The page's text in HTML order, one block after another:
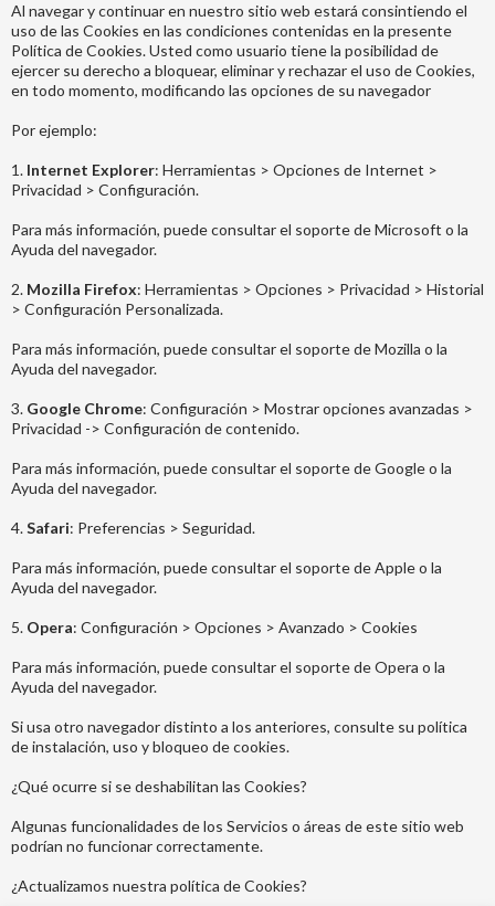
Al navegar y continuar en nuestro sitio web estará consintiendo el
uso de las Cookies en las condiciones contenidas en la presente
Política de Cookies. Usted como usuario tiene la posibilidad de
ejercer su derecho a bloquear, eliminar y rechazar el uso de Cookies,
en todo momento, modificando las opciones de su navegador
Por ejemplo:
1. Internet Explorer: Herramientas > Opciones de Internet >
Privacidad > Configuración.
Para más información, puede consultar el soporte de Microsoft o la
Ayuda del navegador.
2. Mozilla Firefox: Herramientas > Opciones > Privacidad > Historial
> Configuración Personalizada.
Para más información, puede consultar el soporte de Mozilla o la
Ayuda del navegador.
3. Google Chrome: Configuración > Mostrar opciones avanzadas >
Privacidad -> Configuración de contenido.
Para más información, puede consultar el soporte de Google o la
Ayuda del navegador.
4.Safari: Preferencias > Seguridad.
Para más información, puede consultar el soporte de Apple o la
Ayuda del navegador.
5. Opera: Configuración > Opciones > Avanzado > Cookies
Para más información, puede consultar el soporte de Opera o la
Ayuda del navegador.
Si usa otro navegador distinto a los anteriores, consulte su política
de instalación, uso y bloqueo de cookies.
¿Qué ocurre si se deshabilitan las Cookies?
Algunas funcionalidades de los Servicios o áreas de este sitio web
podrían no funcionar correctamente.
¿Actualizamos nuestra política de Cookies?